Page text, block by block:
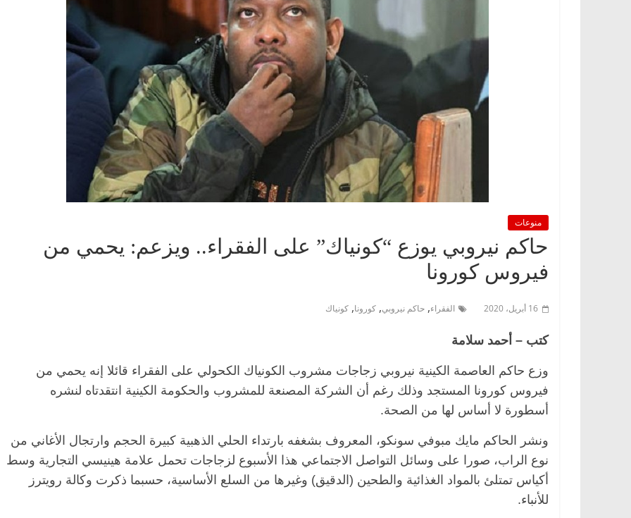
منوعات
حاكم نيروبي يوزع “كونياك” على الفقراء.. ويزعم: يحمي من
فيروس كورونا
16 أبريل، 2020 الفقراء, حاكم نيروبي, كورونا, كونياك
كتب – أحمد سلامة
وزع حاكم العاصمة الكينية نيروبي زجاجات مشروب الكونياك الكحولي على الفقراء قائلا إنه يحمي من
فيروس كورونا المستجد وذلك رغم أن الشركة المصنعة للمشروب والحكومة الكينية انتقدتاه لنشره
أسطورة لا أساس لها من الصحة.
ونشر الحاكم مايك مبوفي سونكو، المعروف بشغفه بارتداء الحلي الذهبية كبيرة الحجم وارتجال الأغاني من
نوع الراب، صورا على وسائل التواصل الاجتماعي هذا الأسبوع لزجاجات تحمل علامة هينيسي التجارية وسط
أكياس تمتلئ بالمواد الغذائية والطحين (الدقيق) وغيرها من السلع الأساسية، حسبما ذكرت وكالة رويترز
للأنباء.
الرئيسية مصر ناس وناس
مقعد شاغر على مائدة الإفطار.. يحيى
حسين عبدالهادي فارس مقاومة
الرئيسية مصر ناس وناس
في ذكرى رحيله.. د. نور فرحات فقيه
ناس وناس
فاروق.. خبير اقتصادي
ميلاده وحيداً على أبواب